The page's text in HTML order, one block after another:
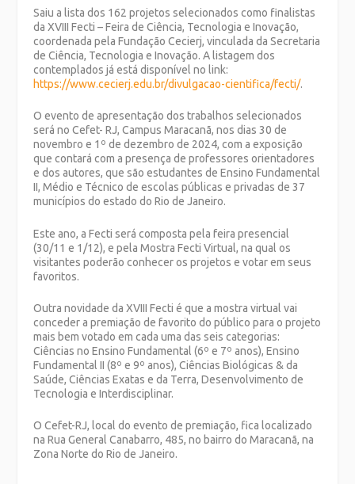
Saiu a lista dos 162 projetos selecionados como finalistas
da XVIII Fecti – Feira de Ciência, Tecnologia e Inovação,
coordenada pela Fundação Cecierj, vinculada da Secretaria
de Ciência, Tecnologia e Inovação. A listagem dos
contemplados já está disponível no link:
https://www.cecierj.edu.br/divulgacao-cientifica/fecti/.
O evento de apresentação dos trabalhos selecionados
será no Cefet- RJ, Campus Maracanã, nos dias 30 de
novembro e 1º de dezembro de 2024, com a exposição
que contará com a presença de professores orientadores
e dos autores, que são estudantes de Ensino Fundamental
II, Médio e Técnico de escolas públicas e privadas de 37
municípios do estado do Rio de Janeiro.
Este ano, a Fecti será composta pela feira presencial
(30/11 e 1/12), e pela Mostra Fecti Virtual, na qual os
visitantes poderão conhecer os projetos e votar em seus
favoritos.
Outra novidade da XVIII Fecti é que a mostra virtual vai
conceder a premiação de favorito do público para o projeto
mais bem votado em cada uma das seis categorias:
Ciências no Ensino Fundamental (6º e 7º anos), Ensino
Fundamental II (8º e 9º anos), Ciências Biológicas & da
Saúde, Ciências Exatas e da Terra, Desenvolvimento de
Tecnologia e Interdisciplinar.
O Cefet-RJ, local do evento de premiação, fica localizado
na Rua General Canabarro, 485, no bairro do Maracanã, na
Zona Norte do Rio de Janeiro.